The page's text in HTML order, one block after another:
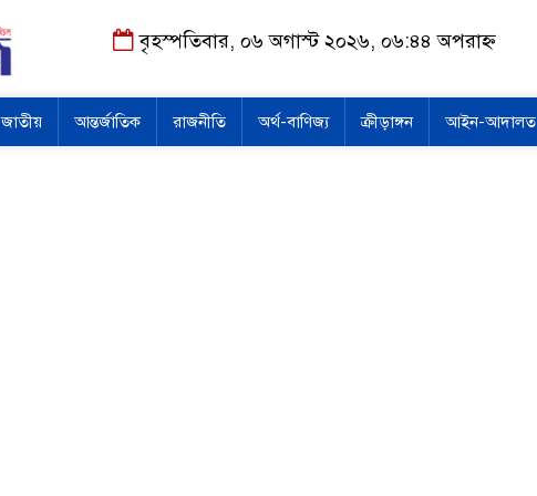
বৃহস্পতিবার, ০৬ অগাস্ট ২০২৬, ০৬:৪৪ অপরাহ্ন
জাতীয় আন্তর্জাতিক রাজনীতি অর্থ-বাণিজ্য ক্রীড়াঙ্গন আইন-আদালত